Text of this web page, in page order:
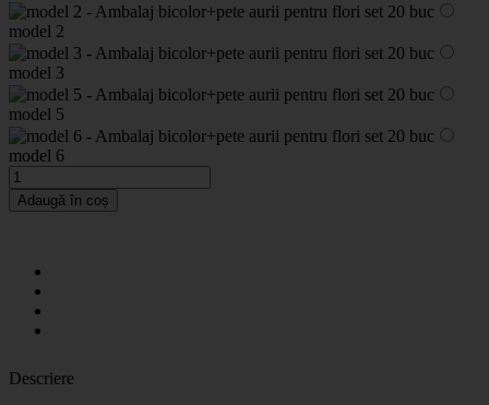
model 2
model 3
model 5
model 6
Adaugă în coș
Descriere